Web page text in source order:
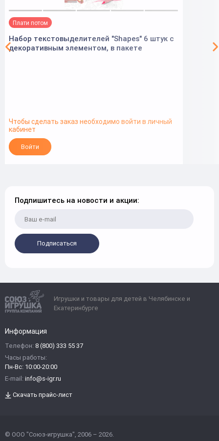
Плати потом
Набор текстовыделителей "Shapes" 6 штук с
декоративным элементом, в пакете
Чтобы сделать заказ необходимо войти в личный
кабинет
Войти
Подпишитесь на новости и акции:
Подписаться
Игрушки и товары для детей в Челябинске и
Екатеринбурге
Информация
Телефон: 8 (800) 333 55 37
Часы работы:
Пн-Вс: 10:00-20:00
E-mail: info@s-igr.ru
Скачать прайс-лист
© ООО "Союз-игрушка", 2006 – 2026.